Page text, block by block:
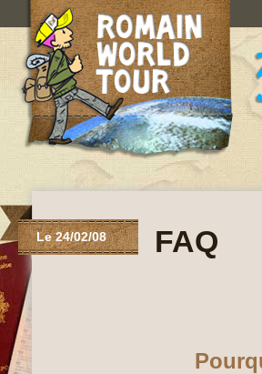
Le 24/02/08 FAQ